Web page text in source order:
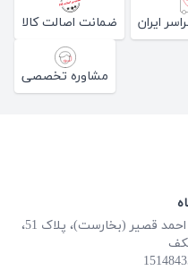
ایران ضمانت اصالت کالا
مشاوره تخصصی
آدرس: تهران، میدان آرژانتین، ابتدای احمد قصیر (بخارست)، پلاک 51،